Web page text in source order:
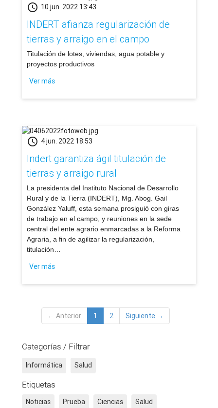
schedule 10 jun. 2022 13:43
INDERT afianza regularización de
tierras y arraigo en el campo
​Titulación de lotes, viviendas, agua potable y
proyectos productivos
Ver más
schedule 4 jun. 2022 18:53
Indert garantiza ágil titulación de
tierras y arraigo rural
​La presidenta del Instituto Nacional de Desarrollo
Rural y de la Tierra (INDERT), Mg. Abog. Gail
González Yaluff, esta semana prosiguió con giras
de trabajo en el campo, y reuniones en la sede
central del ente agrario enmarcadas a la Reforma
Agraria, a fin de agilizar la regularización,
titulación…
Ver más
← Anterior 1 2 Siguiente →
Categorías / Filtrar
Informática Salud
Etiquetas
Noticias Prueba Ciencias Salud